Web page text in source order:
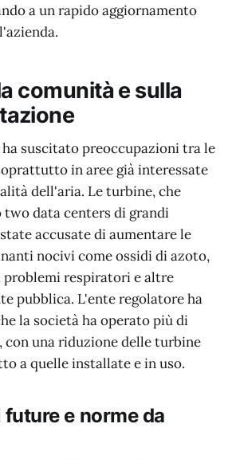
a un rapido aggiornamento
comunità e sulla
suscitato preoccupazioni tra le
in aree già interessate
dell'aria. Le turbine, che
data centers di grandi
accusate di aumentare le
nocivi come ossidi di azoto,
respiratori e altre
pubblica. L'ente regolatore ha
la società ha operato più di
con una riduzione delle turbine
a quelle installate e in uso.
e norme da